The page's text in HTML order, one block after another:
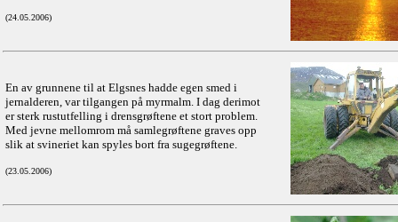
(24.05.2006)
En av grunnene til at Elgsnes hadde egen smed i
jernalderen, var tilgangen på myrmalm. I dag derimot
er sterk rustutfelling i drensgrøftene et stort problem.
Med jevne mellomrom må samlegrøftene graves opp
slik at svineriet kan spyles bort fra sugegrøftene.
(23.05.2006)